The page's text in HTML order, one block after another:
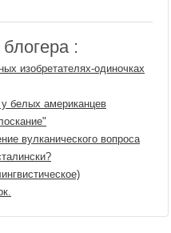
:
изобретателях-одиночках
белых американцев
вулканического вопроса